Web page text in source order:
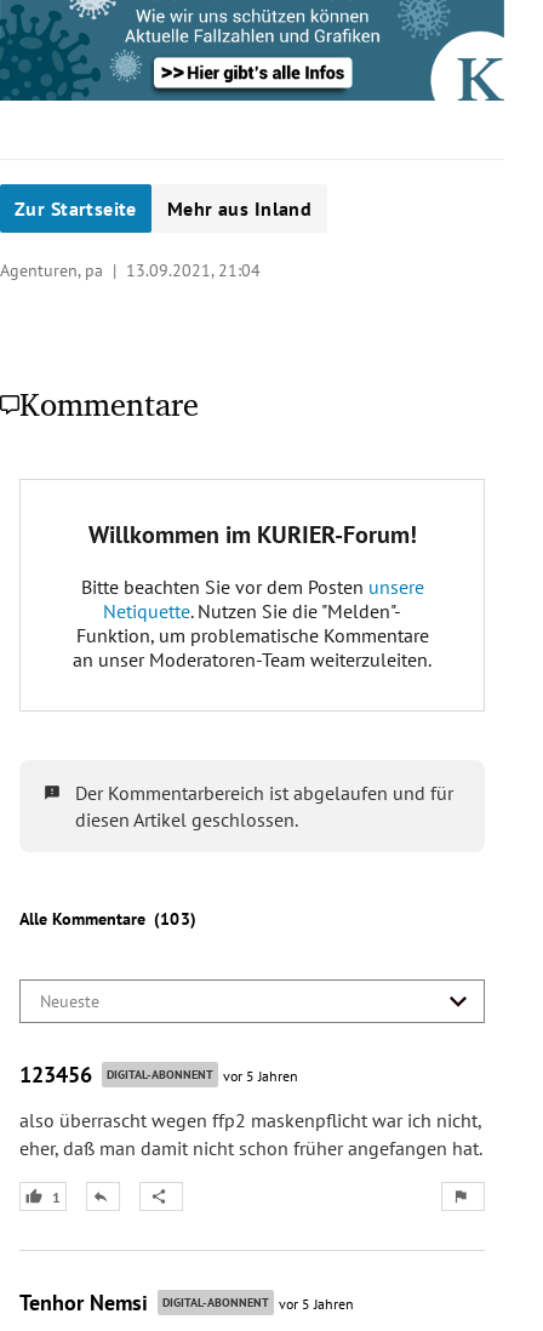
Zur Startseite Mehr aus Inland
Agenturen, pa | 13.09.2021, 21:04
Kommentare